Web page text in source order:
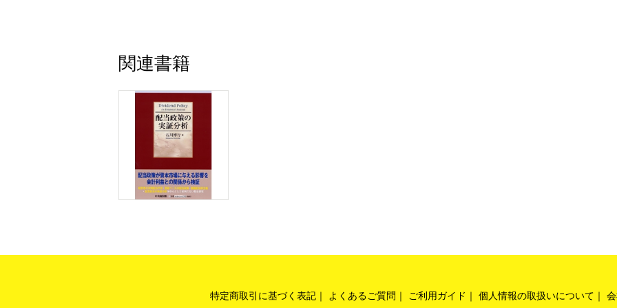
⑵ 中間利益と年次利益のコロボレーション効果
……ほか
第４節 要約
第４章連続増益と連続増配の経済的意味
第１節 はじめに
第２節 利益系列と配当系列の重要性
関連書籍
特定商取引に基づく表記 よくあるご質問 ご利用ガイド 個人情報の取扱いについて